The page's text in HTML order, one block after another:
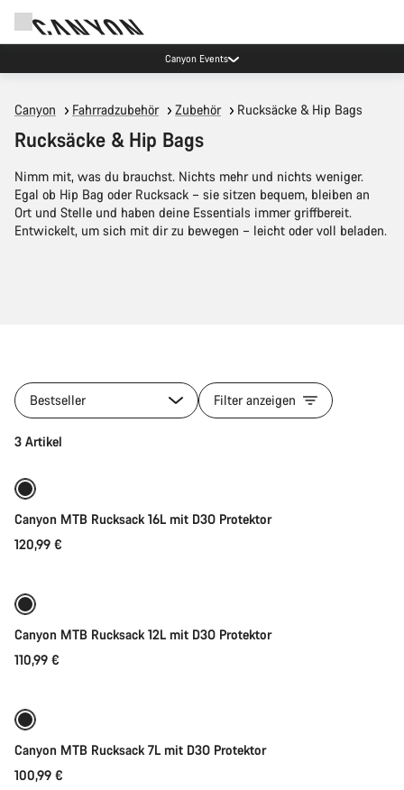
Canyon Events
Canyon Fahrradzubehör Zubehör Rucksäcke & Hip Bags
Rucksäcke & Hip Bags
Nimm mit, was du brauchst. Nichts mehr und nichts weniger.
Egal ob Hip Bag oder Rucksack – sie sitzen bequem, bleiben an
Ort und Stelle und haben deine Essentials immer griffbereit.
Entwickelt, um sich mit dir zu bewegen – leicht oder voll beladen.
Bestseller Filter anzeigen
3 Artikel
Canyon MTB Rucksack 16L mit D3O Protektor
120,99 €
Canyon MTB Rucksack 12L mit D3O Protektor
110,99 €
Canyon MTB Rucksack 7L mit D3O Protektor
100,99 €